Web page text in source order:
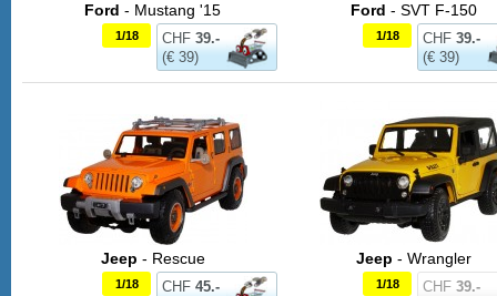
Ford - Mustang '15
CHF 39.-
(€ 39)
1/18
Ford - SVT F-150
CHF 39.-
(€ 39)
1/18
Jeep - Rescue
CHF 45.-
1/18
Jeep - Wrangler
CHF 39.-
1/18